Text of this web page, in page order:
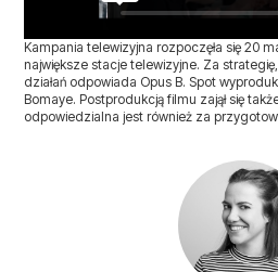
Kampania telewizyjna rozpoczęła się 20
największe stacje telewizyjne. Za
działań odpowiada Opus B. Spot
Bomaye. Postprodukcją filmu zajął się
odpowiedzialna jest również za